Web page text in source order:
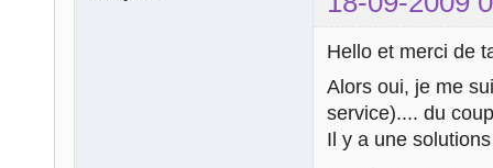
Hello et merci de
Alors oui, je me
service).... du
Il y a une